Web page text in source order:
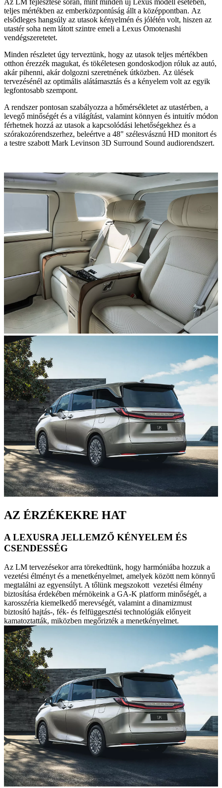
teljes mértékben az emberközpontúság állt a középpontban. Az
elsődleges hangsúly az utasok kényelmén és jólétén volt, hiszen az
utastér soha nem látott szintre emeli a Lexus Omotenashi
vendégszeretetet.
Minden részletet úgy terveztünk, hogy az utasok teljes mértékben
otthon érezzék magukat, és tökéletesen gondoskodjon róluk az autó,
akár pihenni, akár dolgozni szeretnének útközben. Az ülések
tervezésénél az optimális alátámasztás és a kényelem volt az egyik
legfontosabb szempont.
A rendszer pontosan szabályozza a hőmérsékletet az utastérben, a
levegő minőségét és a világítást, valamint könnyen és intuitív módon
férhetnek hozzá az utasok a kapcsolódási lehetőségekhez és a
szórakozórendszerhez, beleértve a 48" szélesvásznú HD monitort és
a testre szabott Mark Levinson 3D Surround Sound audiorendszert.
AZ ÉRZÉKEKRE HAT
A LEXUSRA JELLEMZŐ KÉNYELEM ÉS
CSENDESSÉG
Az LM tervezésekor arra törekedtünk, hogy harmóniába hozzuk a
vezetési élményt és a menetkényelmet, amelyek között nem könnyű
megtalálni az egyensúlyt. A tőlünk megszokott vezetési élmény
biztosítása érdekében mérnökeink a GA-K platform minőségét, a
karosszéria kiemelkedő merevségét, valamint a dinamizmust
biztosító hajtás-, fék- és felfüggesztési technológiák előnyeit
kamatoztatták, miközben megőrizték a menetkényelmet.